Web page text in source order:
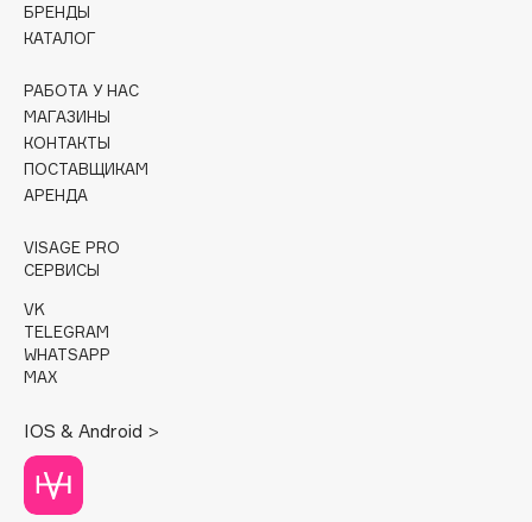
CosRX
Crescina
Cunzite
D
DABO
DARLING*
Davines
Deonica
Dessange
БРЕНДЫ
КАТАЛОГ
РАБОТА У НАС
МАГАЗИНЫ
КОНТАКТЫ
ПОСТАВЩИКАМ
АРЕНДА
VISAGE PRO
СЕРВИСЫ
VK
TELEGRAM
WHATSAPP
MAX
IOS & Android >